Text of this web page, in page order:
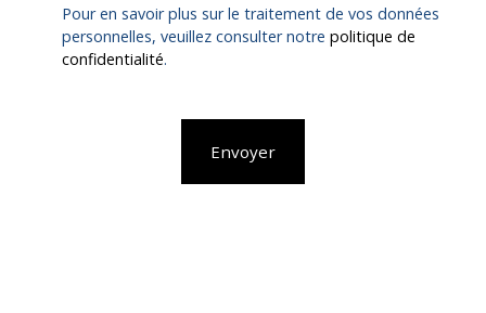
Pour en savoir plus sur le traitement de vos données
personnelles, veuillez consulter notre politique de
confidentialité.
Envoyer